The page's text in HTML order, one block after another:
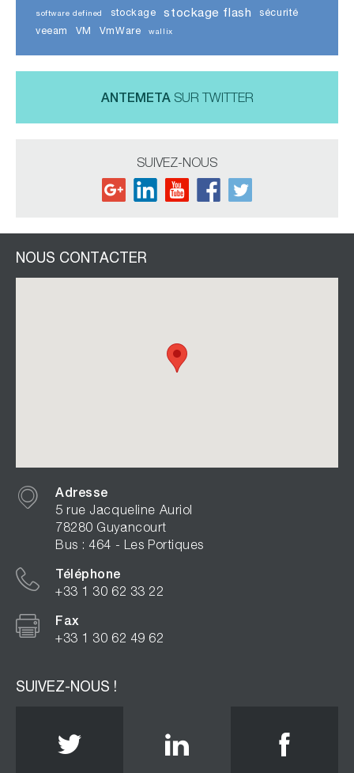
software defined stockage stockage flash
sécurité
veeam
VM VmWare wallix
ANTEMETASUR TWITTER
SUIVEZ-NOUS
NOUS CONTACTER
Adresse
5 rue Jacqueline Auriol
78280 Guyancourt
Bus : 464 - Les Portiques
Téléphone
+33 1 30 62 33 22
Fax
+33 1 30 62 49 62
SUIVEZ-NOUS !
Twitter Linkedin